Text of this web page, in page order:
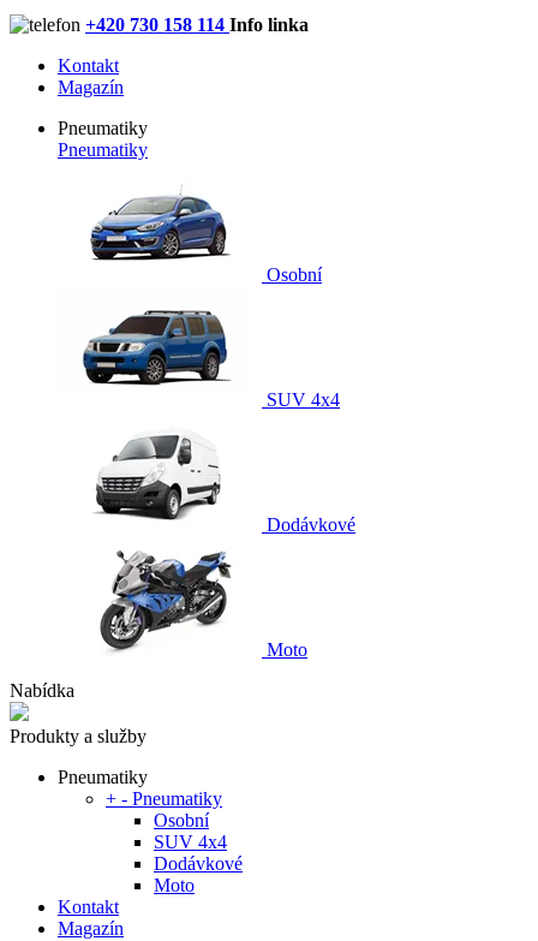
+420 730 158 114 Info linka
Kontakt
Magazín
Pneumatiky
Pneumatiky
Osobní
SUV 4x4
Dodávkové
Moto
Nabídka
Produkty a služby
Pneumatiky
+ - Pneumatiky
Osobní
SUV 4x4
Dodávkové
Moto
Kontakt
Magazín